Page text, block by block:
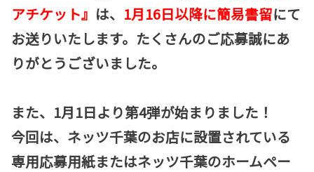
アチケット』 は、 1月16日以降に簡易書留にて
お送りいたします。たくさんのご応募誠にあ
りがとうございました。
また、1月1日より第4弾が始まりました！
今回は、 ネッツ千葉のお店に設置されている
専用応募用紙またはネッツ千葉のホームペー